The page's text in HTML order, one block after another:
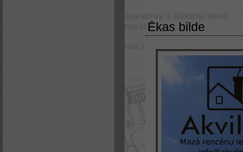
Ēkas bilde